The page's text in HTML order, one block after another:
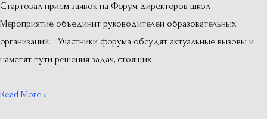
Стартовал приём заявок на Форум директоров школ
Мероприятие объединит руководителей образовательных
организаций. Участники форума обсудят актуальные вызовы и
наметят пути решения задач, стоящих
Read More »